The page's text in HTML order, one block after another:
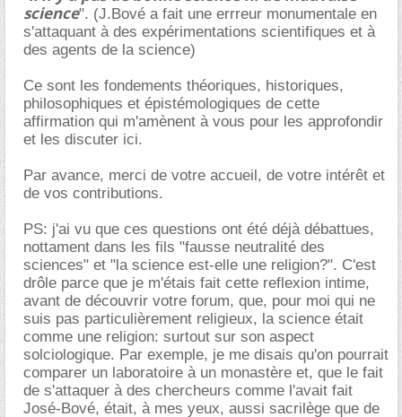
science". (J.Bové a fait une errreur monumentale en
s'attaquant à des expérimentations scientifiques et à
des agents de la science)
Ce sont les fondements théoriques, historiques,
philosophiques et épistémologiques de cette
affirmation qui m'amènent à vous pour les approfondir
et les discuter ici.
Par avance, merci de votre accueil, de votre intérêt et
de vos contributions.
PS: j'ai vu que ces questions ont été déjà débattues,
nottament dans les fils "fausse neutralité des
sciences" et "la science est-elle une religion?". C'est
drôle parce que je m'étais fait cette reflexion intime,
avant de découvrir votre forum, que, pour moi qui ne
suis pas particulièrement religieux, la science était
comme une religion: surtout sur son aspect
solciologique. Par exemple, je me disais qu'on pourrait
comparer un laboratoire à un monastère et, que le fait
de s'attaquer à des chercheurs comme l'avait fait
José-Bové, était, à mes yeux, aussi sacrilège que de